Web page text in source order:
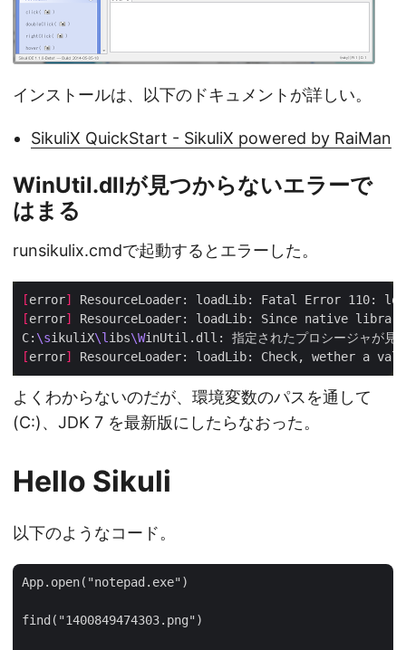
インストールは、以下のドキュメントが詳しい。
SikuliX QuickStart - SikuliX powered by RaiMan
WinUtil.dllが見つからないエラーで
はまる
runsikulix.cmdで起動するとエラーした。
[error]
[error]
ResourceLoader: loadLib: Since native
C: \sikuliX\libs\W
[error] ResourceLoader: loadLib: Check, wether
よくわからないのだが、環境変数のパスを通して
(C:)、JDK 7 を最新版にしたらなおった。
Hello Sikuli
以下のようなコード。
App.open("notepad.exe")
find("1400849474303.png")